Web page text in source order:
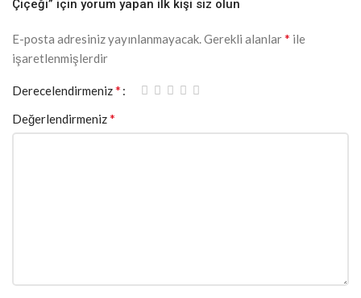
Çiçeği” için yorum yapan ilk kişi siz olun
E-posta adresiniz yayınlanmayacak.Gerekli alanlar* ile
işaretlenmişlerdir
Derecelendirmeniz*
Değerlendirmeniz*